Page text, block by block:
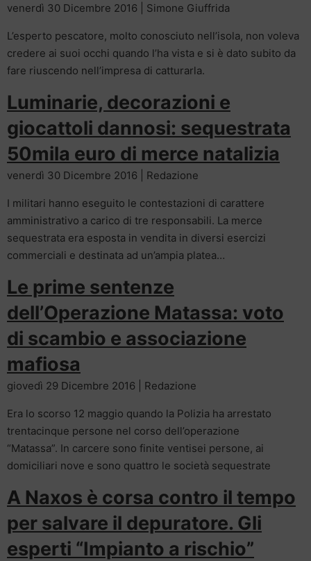
venerdì 30 Dicembre 2016 | Simone Giuffrida
L’esperto pescatore, molto conosciuto nell’isola, non voleva
credere ai suoi occhi quando l’ha vista e si è dato subito da
fare riuscendo nell’impresa di catturarla.
Luminarie, decorazioni e
giocattoli dannosi: sequestrata
50mila euro di merce natalizia
venerdì 30 Dicembre 2016 | Redazione
I militari hanno eseguito le contestazioni di carattere
amministrativo a carico di tre responsabili. La merce
sequestrata era esposta in vendita in diversi esercizi
commerciali e destinata ad un’ampia platea…
Le prime sentenze
dell’Operazione Matassa: voto
di scambio e associazione
mafiosa
giovedì 29 Dicembre 2016 | Redazione
Era lo scorso 12 maggio quando la Polizia ha arrestato
trentacinque persone nel corso dell’operazione
“Matassa”. In carcere sono finite ventisei persone, ai
domiciliari nove e sono quattro le società sequestrate
A Naxos è corsa contro il tempo
per salvare il depuratore. Gli
esperti “Impianto a rischio”